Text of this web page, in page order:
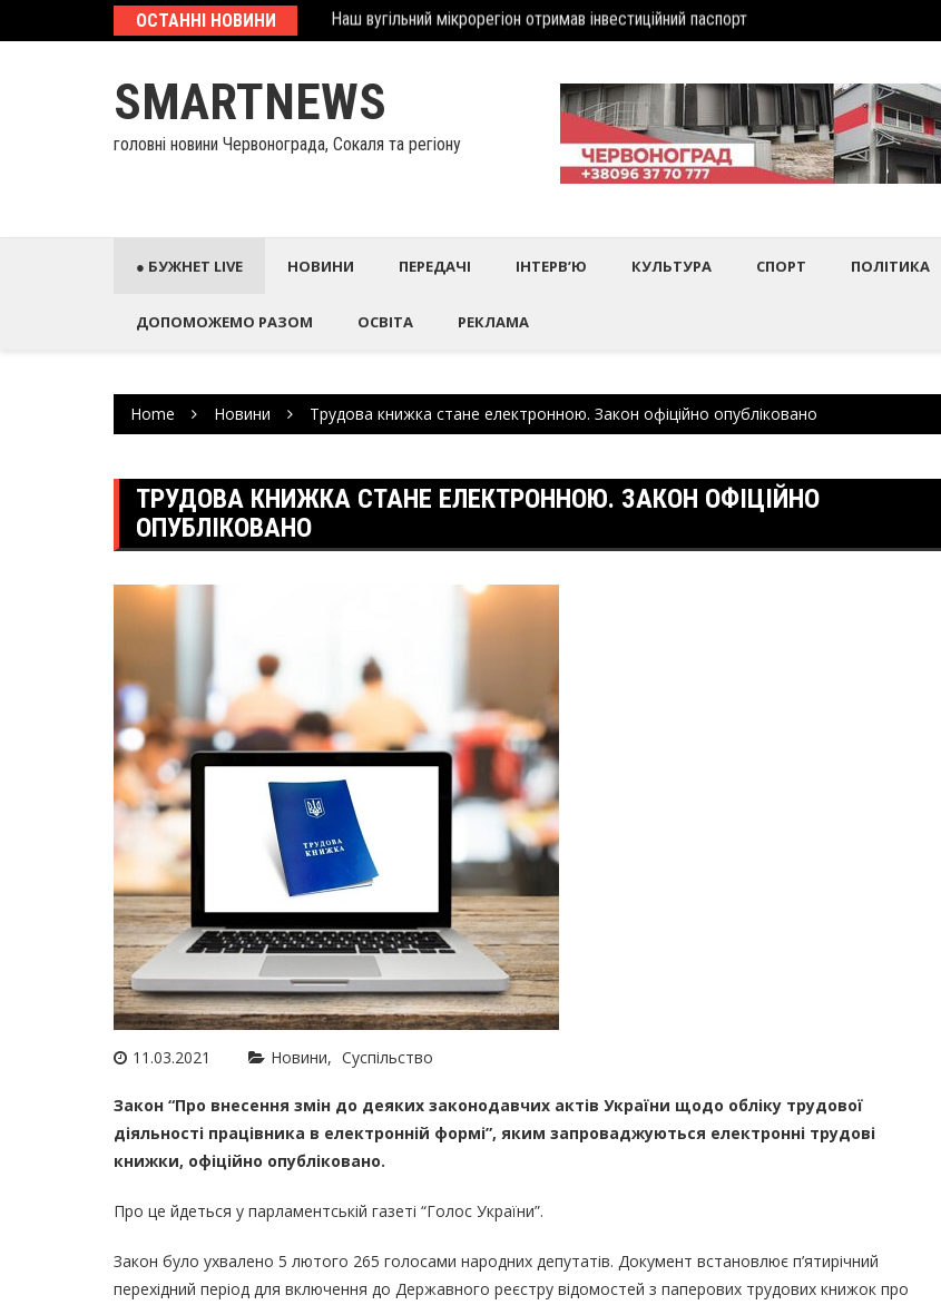
ОСТАННІ НОВИНИ
У Палаці Потоцьких відбулось нагородження працівників культури та майстрів
SMARTNEWS
головні новини Червонограда, Сокаля та регіону
● БУЖНЕТ LIVE НОВИНИ ПЕРЕДАЧІ ІНТЕРВ’Ю КУЛЬТУРА СПОРТ ПОЛІТИКА
ДОПОМОЖЕМО РАЗОМ ОСВІТА РЕКЛАМА
Home Новини Трудова книжка стане електронною. Закон офіційно опубліковано
ТРУДОВА КНИЖКА СТАНЕ ЕЛЕКТРОННОЮ. ЗАКОН ОФІЦІЙНО
ОПУБЛІКОВАНО
11.03.2021 Новини Суспільство
Закон “Про внесення змін до деяких законодавчих актів України щодо обліку трудової
діяльності працівника в електронній формі”, яким запроваджуються електронні трудові
книжки, офіційно опубліковано.
Про це йдеться у парламентській газеті “Голос України”.
Закон було ухвалено 5 лютого 265 голосами народних депутатів. Документ встановлює п’ятирічний
перехідний період для включення до Державного реєстру відомостей з паперових трудових книжок про